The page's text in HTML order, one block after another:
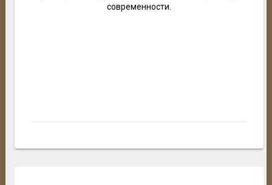
современности.